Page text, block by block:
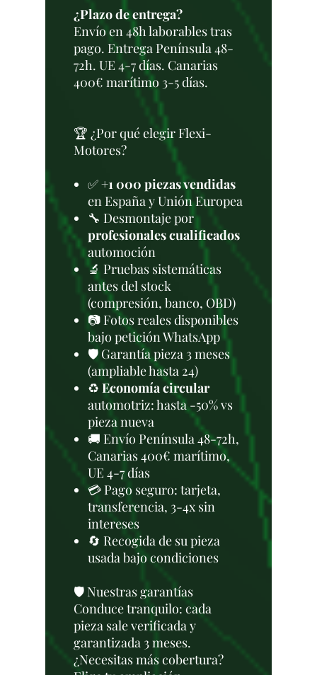
¿Plazo de entrega?
Envío en 48h laborables tras
pago. Entrega Península 48-
72h. UE 4-7 días. Canarias
400€ marítimo 3-5 días.
🏆 ¿Por qué elegir Flexi-
Motores?
✅+1 000 piezas vendidas
en España y Unión Europea
🔧 Desmontaje por
profesionales cualificados
automoción
🔬 Pruebas sistemáticas
antes del stock
(compresión, banco, OBD)
📷 Fotos reales disponibles
bajo petición WhatsApp
🛡️ Garantía pieza 3 meses
(ampliable hasta 24)
♻️ Economía circular
automotriz: hasta -50% vs
pieza nueva
🚚 Envío Península 48-72h,
Canarias 400€ marítimo,
UE 4-7 días
💳 Pago seguro: tarjeta,
transferencia, 3-4x sin
intereses
🔄 Recogida de su pieza
usada bajo condiciones
🛡️ Nuestras garantías
Conduce tranquilo: cada
pieza sale verificada y
garantizada 3 meses.
¿Necesitas más cobertura?